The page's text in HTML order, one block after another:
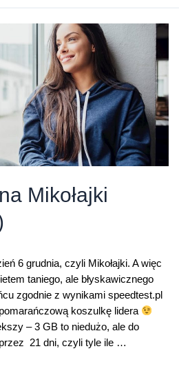
Mikołajki
6 grudnia, czyli Mikołajki. A więc
taniego, ale błyskawicznego
zgodnie z wynikami speedtest.pl
koszulkę lidera
– 3 GB to niedużo, ale do
21 dni, czyli tyle ile …